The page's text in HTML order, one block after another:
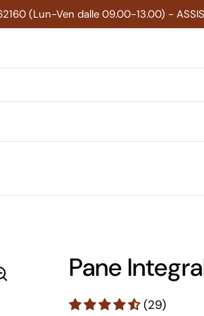
(Lun-Ven dalle 09.00-13.00) -
Pane
(29)